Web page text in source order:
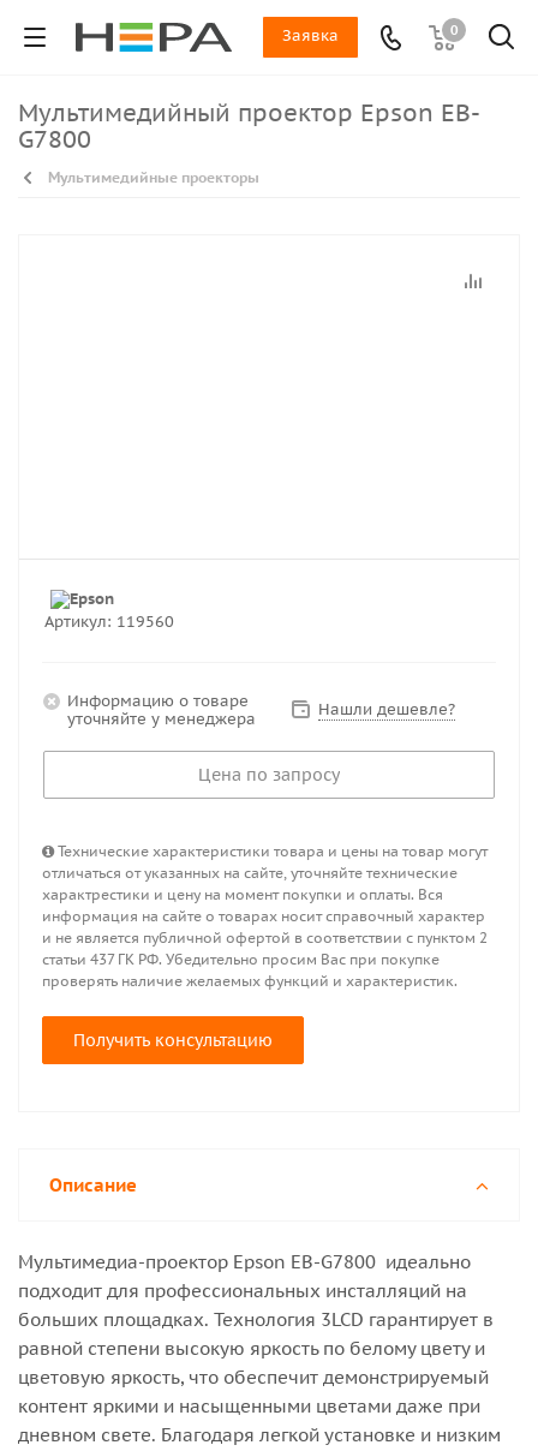
0
Заявка
Мультимедийный проектор Epson EB-
G7800
Мультимедийные проекторы
Артикул: 119560
Информацию о товаре
уточняйте у менеджера
Нашли дешевле?
Цена по запросу
Технические характеристики товара и цены на товар могут
отличаться от указанных на сайте, уточняйте технические
характрестики и цену на момент покупки и оплаты. Вся
информация на сайте о товарах носит справочный характер
и не является публичной офертой в соответствии с пунктом 2
статьи 437 ГК РФ. Убедительно просим Вас при покупке
проверять наличие желаемых функций и характеристик.
Получить консультацию
Описание
Мультимедиа-проектор Epson EB-G7800 идеально
подходит для профессиональных инсталляций на
больших площадках. Технология 3LCD гарантирует в
равной степени высокую яркость по белому цвету и
цветовую яркость, что обеспечит демонстрируемый
контент яркими и насыщенными цветами даже при
дневном свете. Благодаря легкой установке и низким